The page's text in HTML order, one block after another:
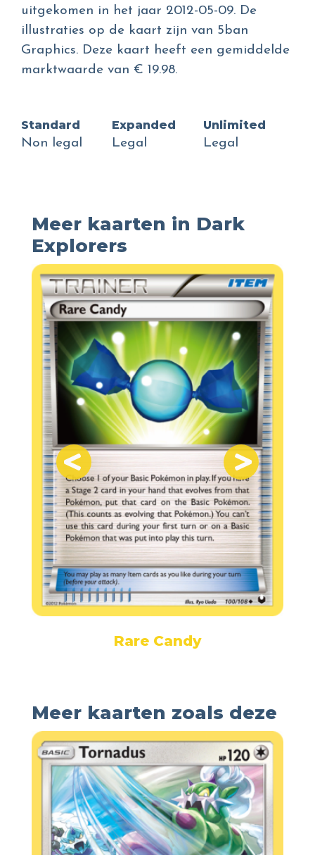
uitgekomen in het jaar 2012-05-09. De
illustraties op de kaart zijn van 5ban
Graphics. Deze kaart heeft een gemiddelde
marktwaarde van € 19.98.
Standard
Non legal
Expanded
Legal
Unlimited
Legal
Meer kaarten in Dark
Explorers
Rare Candy
Meer kaarten zoals deze